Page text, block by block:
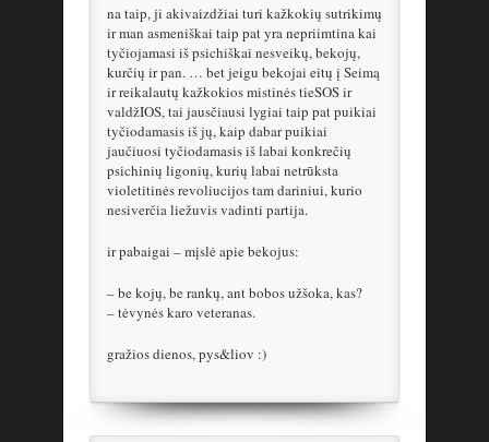
na taip, ji akivaizdžiai turi kažkokių sutrikimų
ir man asmeniškai taip pat yra nepriimtina kai
tyčiojamasi iš psichiškai nesveikų, bekojų,
kurčių ir pan. … bet jeigu bekojai eitų į Seimą
ir reikalautų kažkokios mistinės tieSOS ir
valdžIOS, tai jausčiausi lygiai taip pat puikiai
tyčiodamasis iš jų, kaip dabar puikiai
jaučiuosi tyčiodamasis iš labai konkrečių
psichinių ligonių, kurių labai netrūksta
violetitinės revoliucijos tam dariniui, kurio
nesiverčia liežuvis vadinti partija.
ir pabaigai – mįslė apie bekojus:
– be kojų, be rankų, ant bobos užšoka, kas?
– tėvynės karo veteranas.
gražios dienos, pys&liov :)